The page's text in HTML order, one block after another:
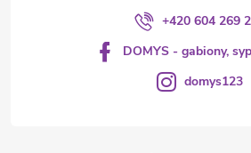
+420 604 269
DOMYS - gabiony,
domys123